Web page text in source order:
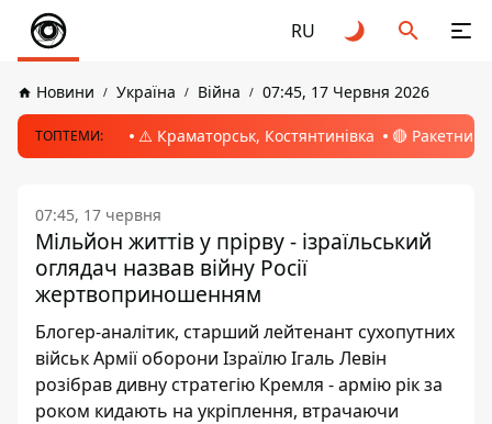
RU
Новини Україна Війна 07:45, 17 Червня 2026
ТОПТЕМИ: ⚠️ Краматорськ, Костянтинівка 🔴 Ракетний
07:45, 17 червня
Мільйон життів у прірву - ізраїльський
оглядач назвав війну Росії
жертвоприношенням
Блогер-аналітик, старший лейтенант сухопутних
військ Армії оборони Ізраїлю Ігаль Левін
розібрав дивну стратегію Кремля - армію рік за
роком кидають на укріплення, втрачаючи